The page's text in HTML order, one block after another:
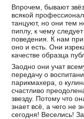
Впрочем, бывают
всякой
танцуют, но они тем
пиплу, к чему
поведения. К нам
оно и есть. Они
качестве образца
Заодно они учат
передачу о
парикмахера, о
счастливо
звезду. Потому что
знает всё, а чего не
сегодня! Веселись!